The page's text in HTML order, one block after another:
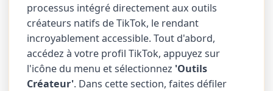
processus intégré directement aux outils
créateurs natifs de TikTok, le rendant
incroyablement accessible. Tout d'abord,
accédez à votre profil TikTok, appuyez sur
l'icône du menu et sélectionnez 'Outils
Créateur'. Dans cette section, faites défiler